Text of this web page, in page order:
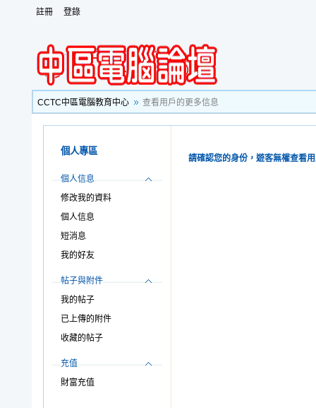
註冊 登錄
CCTC中區電腦教育中心 查看用戶的更多信息
個人專區
個人信息
修改我的資料
個人信息
短消息
我的好友
帖子與附件
我的帖子
已上傳的附件
收藏的帖子
充值
財富充值
請確認您的身份，遊客無權查看